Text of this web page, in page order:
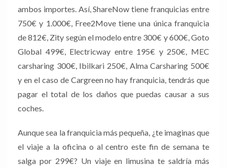
ambos importes. Así, ShareNow tiene franquicias entre
750€ y 1.000€, Free2Move tiene una única franquicia
de 812€, Zity según el modelo entre 300€ y 600€, Goto
Global 499€, Electricway entre 195€ y 250€, MEC
carsharing 300€, Ibilkari 250€, Alma Carsharing 500€
y en el caso de Cargreen no hay franquicia, tendrás que
pagar el total de los daños que puedas causar a sus
coches.
Aunque sea la franquicia más pequeña, ¿te imaginas que
el viaje a la oficina o al centro este fin de semana te
salga por 299€? Un viaje en limusina te saldría más